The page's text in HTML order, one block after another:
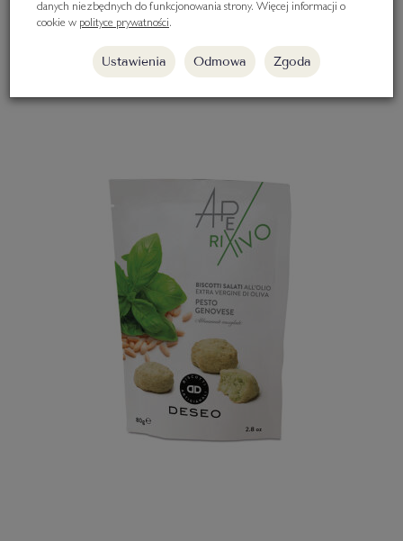
14,30 zł
Do koszyka
danych niezbędnych do funkcjonowania strony. Więcej informacji o
cookie w polityce prywatności.
Ustawienia Odmowa Zgoda